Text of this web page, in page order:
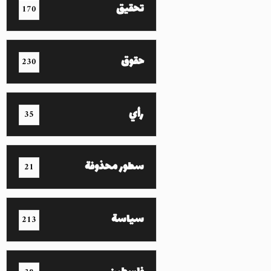
تحقيق 170
حقوق 230
رأي 35
سطور محذوفة 21
سياسة 213